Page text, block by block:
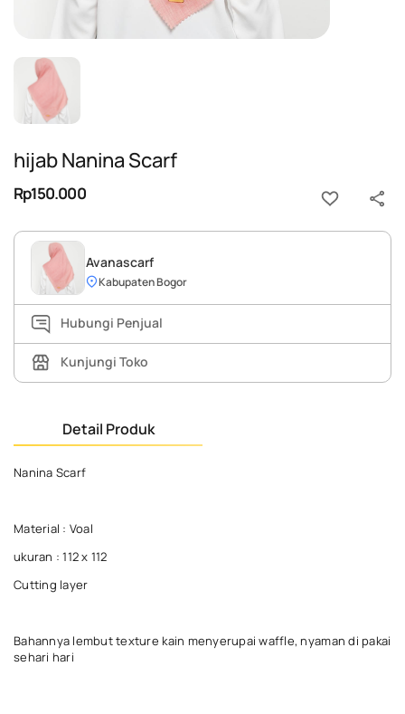
hijab Nanina Scarf
Rp150.000
Avanascarf
Kabupaten Bogor
Hubungi Penjual
Kunjungi Toko
Detail Produk
Nanina Scarf
Material : Voal
ukuran : 112 x 112
Cutting layer
Bahannya lembut texture kain menyerupai waffle, nyaman di pakai
sehari hari